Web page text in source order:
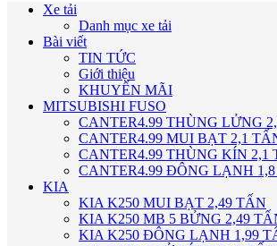
Xe tải
Danh mục xe tải
Bài viết
TIN TỨC
Giới thiệu
KHUYẾN MÃI
MITSUBISHI FUSO
CANTER4.99 THÙNG LỬNG
CANTER4.99 MUI BẠT 2,1
CANTER4.99 THÙNG KÍN 2,1
CANTER4.99 ĐÔNG LẠNH
KIA
KIA K250 MUI BẠT 2,49 TẤN
KIA K250 MB 5 BỬNG 2,49
KIA K250 ĐÔNG LẠNH 1,99